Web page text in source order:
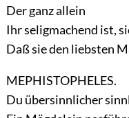
Der ganz allein
Ihr seligmachend ist,
Daß sie den liebsten
MEPHISTOPHELES.
Du übersinnlicher